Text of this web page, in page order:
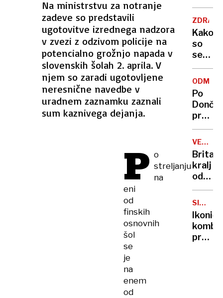
Na ministrstvu za notranje
zadeve so predstavili
ugotovitve izrednega nadzora
v zvezi z odzivom policije na
potencialno grožnjo napada v
slovenskih šolah 2. aprila. V
njem so zaradi ugotovljene
neresnične navedbe v
uradnem zaznamku zaznali
sum kaznivega dejanja.
P o
streljanju
na
eni
od
finskih
osnovnih
šol
se
je
na
enem
od
sploh
delu
voda
Kako
so
se
cilji
vlade
Po
Karma
je
psica,
Nico
pa
njen
sin
VELIKA
kralj
zaradi
raka
SIMBOL
kombi